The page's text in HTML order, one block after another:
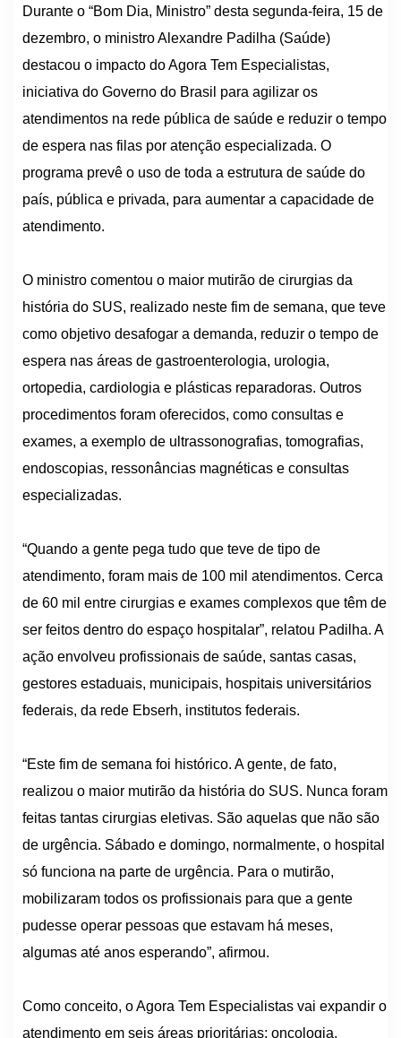
Durante o “Bom Dia, Ministro” desta segunda-feira, 15 de
dezembro, o ministro Alexandre Padilha (Saúde)
destacou o impacto do Agora Tem Especialistas,
iniciativa do Governo do Brasil para agilizar os
atendimentos na rede pública de saúde e reduzir o tempo
de espera nas filas por atenção especializada. O
programa prevê o uso de toda a estrutura de saúde do
país, pública e privada, para aumentar a capacidade de
atendimento.
O ministro comentou o maior mutirão de cirurgias da
história do SUS, realizado neste fim de semana, que teve
como objetivo desafogar a demanda, reduzir o tempo de
espera nas áreas de gastroenterologia, urologia,
ortopedia, cardiologia e plásticas reparadoras. Outros
procedimentos foram oferecidos, como consultas e
exames, a exemplo de ultrassonografias, tomografias,
endoscopias, ressonâncias magnéticas e consultas
especializadas.
“Quando a gente pega tudo que teve de tipo de
atendimento, foram mais de 100 mil atendimentos. Cerca
de 60 mil entre cirurgias e exames complexos que têm de
ser feitos dentro do espaço hospitalar”, relatou Padilha. A
ação envolveu profissionais de saúde, santas casas,
gestores estaduais, municipais, hospitais universitários
federais, da rede Ebserh, institutos federais.
“Este fim de semana foi histórico. A gente, de fato,
realizou o maior mutirão da história do SUS. Nunca foram
feitas tantas cirurgias eletivas. São aquelas que não são
de urgência. Sábado e domingo, normalmente, o hospital
só funciona na parte de urgência. Para o mutirão,
mobilizaram todos os profissionais para que a gente
pudesse operar pessoas que estavam há meses,
algumas até anos esperando”, afirmou.
Como conceito, o Agora Tem Especialistas vai expandir o
atendimento em seis áreas prioritárias: oncologia,